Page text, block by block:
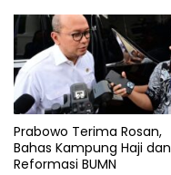
Prabowo Terima Rosan,
Bahas Kampung Haji dan
Reformasi BUMN